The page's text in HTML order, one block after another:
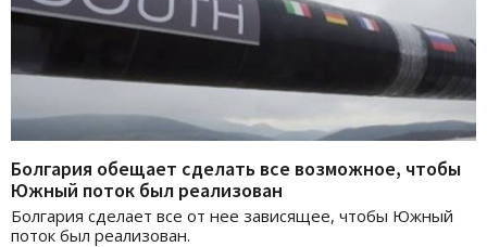
Болгария обещает сделать все возможное, чтобы
Южный поток был реализован
Болгария сделает все от нее зависящее, чтобы Южный
поток был реализован.